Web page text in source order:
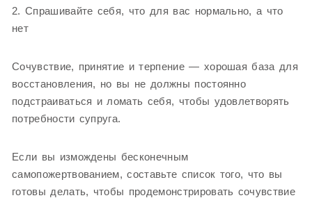
2. Спрашивайте себя, что для вас нормально, а что
нет
Сочувствие, принятие и терпение — хорошая база для
восстановления, но вы не должны постоянно
подстраиваться и ломать себя, чтобы удовлетворять
потребности супруга.
Если вы измождены бесконечным
самопожертвованием, составьте список того, что вы
готовы делать, чтобы продемонстрировать сочувствие